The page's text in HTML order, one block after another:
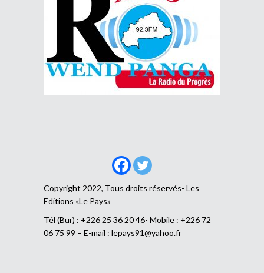
Copyright 2022, Tous droits réservés- Les
Editions «Le Pays»
Tél (Bur) : +226 25 36 20 46- Mobile : +226 72
06 75 99 – E-mail : lepays91@yahoo.fr